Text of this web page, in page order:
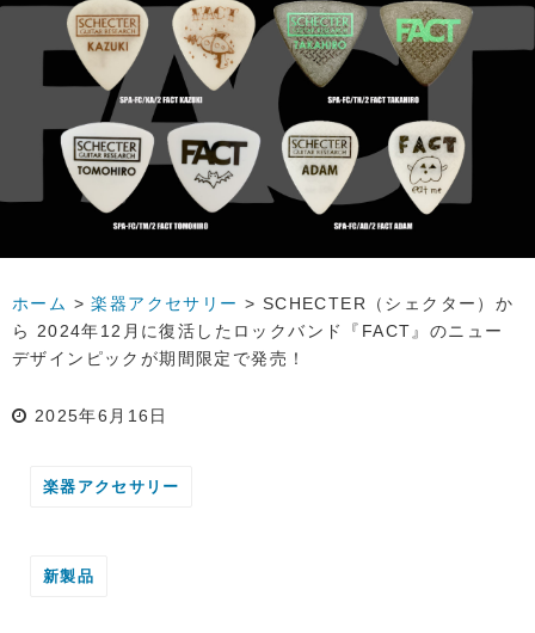
ホーム >楽器アクセサリー > SCHECTER（シェクター）か
ら 2024年12月に復活したロックバンド『FACT』のニュー
デザインピックが期間限定で発売！
2025年6月16日
楽器アクセサリー
新製品